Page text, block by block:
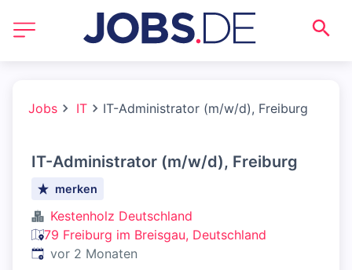
Jobs IT IT-Administrator (m/w/d), Freiburg
IT-Administrator (m/w/d), Freiburg
merken
Kestenholz Deutschland
79 Freiburg im Breisgau, Deutschland
Veröffentlicht:
vor 2 Monaten